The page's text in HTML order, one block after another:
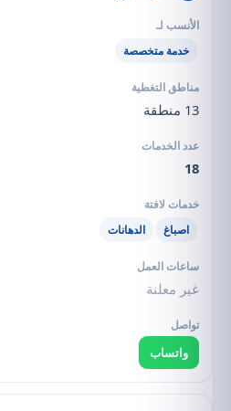
خدمة متخصصة
13 منطقة
18
اصباغ الدهانات
غير معلنة
واتساب